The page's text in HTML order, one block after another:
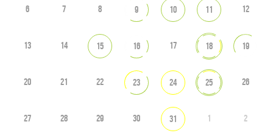
6 7 8 9 10 11 12
13 14 15 16 17 18 19
20 21 22 23 24 25 26
27 28 29 30 31 1 2